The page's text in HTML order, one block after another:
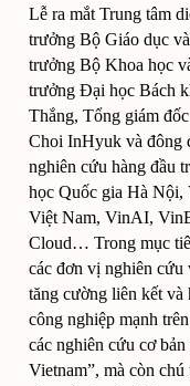
Lễ ra mắt Trung tâm
trưởng Bộ Giáo dục
trưởng Bộ Khoa học
trưởng Đại học Bách
Thắng, Tổng giám
Choi InHyuk và đông
nghiên cứu hàng đầu
học Quốc gia Hà Nội,
Việt Nam, VinAI,
Cloud… Trong mục
các đơn vị nghiên
tăng cường liên kết và
công nghiệp mạnh
các nghiên cứu cơ
Vietnam”, mà còn